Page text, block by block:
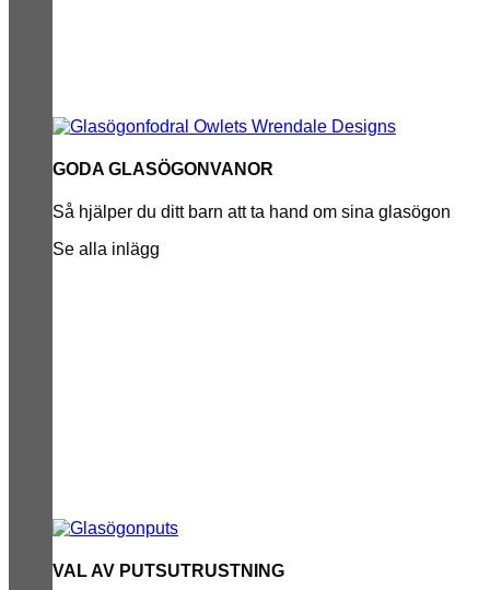
GODA GLASÖGONVANOR
Så hjälper du ditt barn att ta hand om sina glasögon
Se alla inlägg
VAL AV PUTSUTRUSTNING